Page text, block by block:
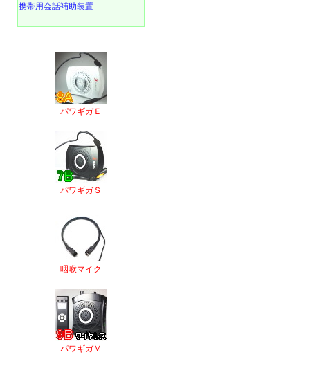
携帯用会話補助装置
パワギガＥ
パワギガＳ
咽喉マイク
パワギガＭ